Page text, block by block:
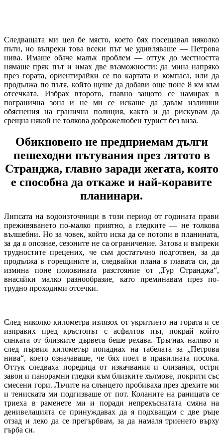
Следващата ми цел бе място, което бях посещавал няколко
пъти, но въпреки това всеки път ме удивляваше — Петрова
нива. Имаше обаче малък проблем — оттук до местността
нямаше пряк път и имах две възможности: да мина напряко
през гората, ориентирайки се по картата и компаса, или да
продължа по пътя, който щеше да добави още поне 8 км към
отсечката. Избрах второто, главно защото се намирах в
погранична зона и не ми се искаше да давам излишни
обяснения на гранична полиция, както и да рискувам да
срещна някой не толкова доброжелюбен турист без виза.
Обикновено не предприемам дълги
пешеходни пътувания през лятото в
Странджа, главно заради жегата, която
е способна да откаже и най-коравите
планинари.
Липсата на водоизточници в този период от годината прави
преживяването по-малко приятно, а гледките — не толкова
вълшебни. Но за човек, който иска да се потопи в планината,
за да я опознае, сезоните не са ограничение. Затова и въпреки
трудностите прецених, че съм достатъчно подготвен, за да
продължа в горещините и, следвайки плана в главата си, да
измина поне половината разстояние от „Тур Странджа“,
внасяйки малко разнообразие, като преминавам през по-
трудно проходими отсечки.
След няколко километра излязох от укритието на гората и се
изправих пред кръстопът с асфалтов път, покрай който
сянката от близките дървета беше рехава. Тръгнах наляво и
след първия километър попаднах на табелата за „Петрова
нива“, което означаваше, че бях поел в правилната посока.
Оттук следваха поредица от изкачвания и слизания, остри
завои и панорамни гледки към близките хълмове, покрити със
смесени гори. Лъчите на слънцето пробиваха през дрехите ми
и тениската ми подгизваше от пот. Коланите на раницата се
триеха в раменете ми и поради непрекъснатата смяна на
денивелацията се принуждавах да я подхващам с две ръце
отзад и леко да се прегърбвам, за да намаля триенето върху
гърба си.